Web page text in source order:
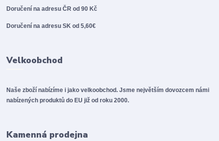
Doručení na adresu ČR od 90 Kč
Doručení na adresu SK od 5,60€
Velkoobchod
Naše zboží nabízíme i jako velkoobchod. Jsme největším dovozcem námi
nabízených produktů do EU již od roku 2000.
Kamenná prodejna